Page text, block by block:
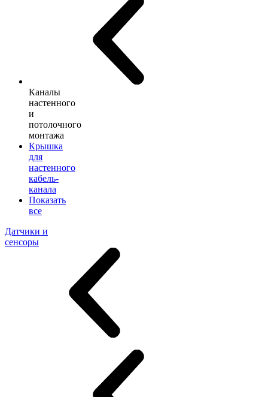
Каналы
настенного
и
потолочного
монтажа
Крышка
для
настенного
кабель-
канала
Показать
все
Датчики и
сенсоры